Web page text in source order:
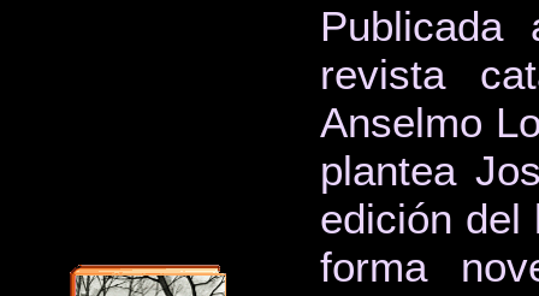
revista
Anselmo
plantea
edición del
forma